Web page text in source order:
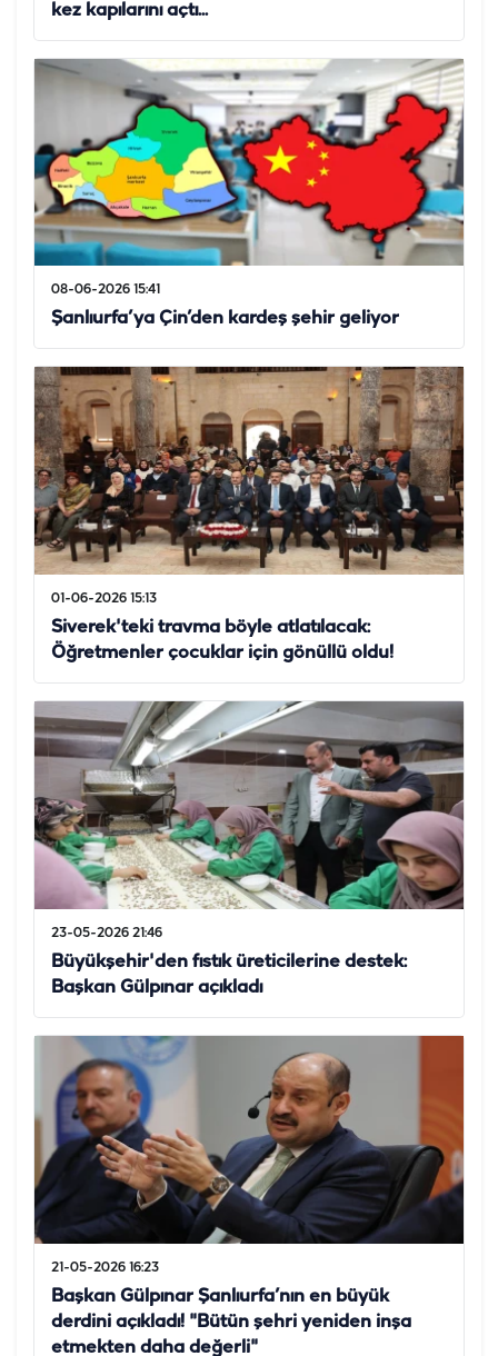
kez kapılarını açtı...
08-06-2026 15:41
Şanlıurfa’ya Çin’den kardeş şehir geliyor
01-06-2026 15:13
Siverek'teki travma böyle atlatılacak:
Öğretmenler çocuklar için gönüllü oldu!
23-05-2026 21:46
Büyükşehir'den fıstık üreticilerine destek:
Başkan Gülpınar açıkladı
21-05-2026 16:23
Başkan Gülpınar Şanlıurfa’nın en büyük
derdini açıkladı! "Bütün şehri yeniden inşa
etmekten daha değerli"